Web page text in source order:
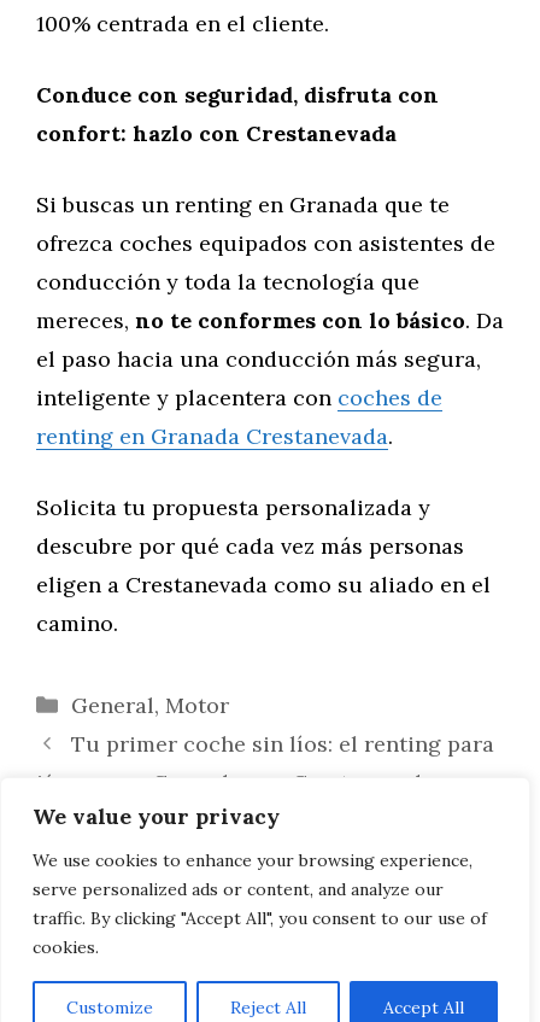
We value your privacy
We use cookies to enhance your browsing experience,
serve personalized ads or content, and analyze our
traffic. By clicking "Accept All", you consent to our use of
cookies.
Customize Reject All Accept All
100% centrada en el cliente.
Conduce con seguridad, disfruta con
confort: hazlo con Crestanevada
Si buscas un renting en Granada que te
ofrezca coches equipados con asistentes de
conducción y toda la tecnología que
mereces, no te conformes con lo básico. Da
el paso hacia una conducción más segura,
inteligente y placentera con coches de
renting en Granada Crestanevada.
Solicita tu propuesta personalizada y
descubre por qué cada vez más personas
eligen a Crestanevada como su aliado en el
camino.
Categorías
General, Motor
Tu primer coche sin líos: el renting para
jóvenes en Granada con Crestanevada
Crestanevada marca el paso: descubre
las últimas novedades en renting de coches
en Granada